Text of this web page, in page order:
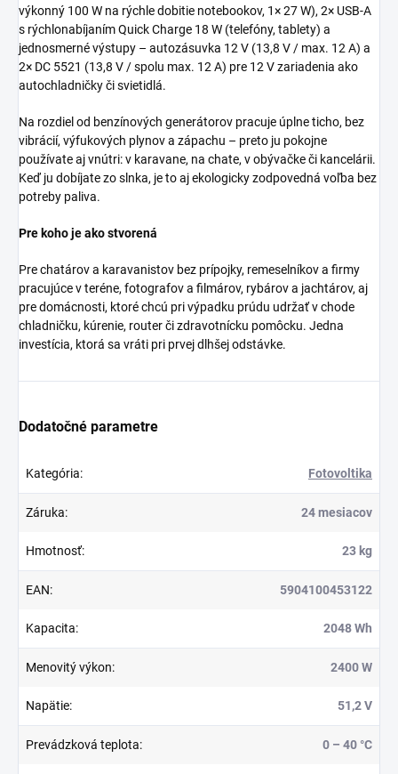
výkonný 100 W na rýchle dobitie notebookov, 1× 27 W), 2× USB-A
s rýchlonabíjaním Quick Charge 18 W (telefóny, tablety) a
jednosmerné výstupy – autozásuvka 12 V (13,8 V / max. 12 A) a
2× DC 5521 (13,8 V / spolu max. 12 A) pre 12 V zariadenia ako
autochladničky či svietidlá.
Na rozdiel od benzínových generátorov pracuje úplne ticho, bez
vibrácií, výfukových plynov a zápachu – preto ju pokojne
používate aj vnútri: v karavane, na chate, v obývačke či kancelárii.
Keď ju dobíjate zo slnka, je to aj ekologicky zodpovedná voľba bez
potreby paliva.
Pre koho je ako stvorená
Pre chatárov a karavanistov bez prípojky, remeselníkov a firmy
pracujúce v teréne, fotografov a filmárov, rybárov a jachtárov, aj
pre domácnosti, ktoré chcú pri výpadku prúdu udržať v chode
chladničku, kúrenie, router či zdravotnícku pomôcku. Jedna
investícia, ktorá sa vráti pri prvej dlhšej odstávke.
Dodatočné parametre
Kategória: Fotovoltika
Záruka: 24 mesiacov
Hmotnosť: 23 kg
EAN: 5904100453122
Kapacita: 2048 Wh
Menovitý výkon: 2400 W
Napätie: 51,2 V
Prevádzková teplota: 0 – 40 °C